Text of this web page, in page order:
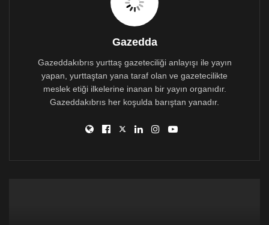
Cumhurbaşkanı Tatar, ilk günkü azimle yuvasını ziyaret
eden kırlangıçlar gibi, Kıbrıs Türkü’nün, yuvası olan
KKTC için umutla ve kararlılıkla üzerine düşen görevi
yılmadan sürdüreceğini vurguladı.
Gazedda
Gazeddakıbrıs yurttaş gazeteciliği anlayışı ile yayın
yapan, yurttaştan yana taraf olan ve gazetecilikte
meslek etiği ilkelerine inanan bir yayın organıdır.
Gazeddakıbrıs her koşulda barıştan yanadır.